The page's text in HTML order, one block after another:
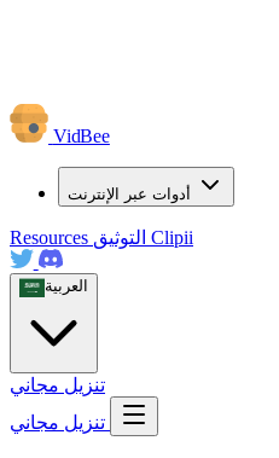
VidBee
أدوات عبر الإنترنت
Resources Clipii
العربية
تنزيل مجاني